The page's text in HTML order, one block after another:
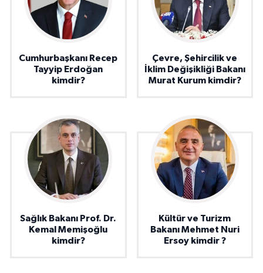
Cumhurbaşkanı Recep
Tayyip Erdoğan
kimdir?
Çevre, Şehircilik ve
İklim Değişikliği Bakanı
Murat Kurum kimdir?
Sağlık Bakanı Prof. Dr.
Kemal Memişoğlu
kimdir?
Kültür ve Turizm
Bakanı Mehmet Nuri
Ersoy kimdir ?